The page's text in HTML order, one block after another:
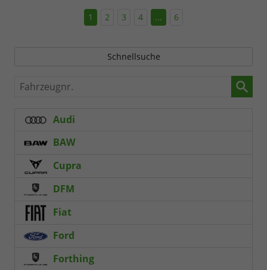
1 2 3 4 ... 6
Schnellsuche
Fahrzeugnr.
Audi
BAW
Cupra
DFM
Fiat
Ford
Forthing